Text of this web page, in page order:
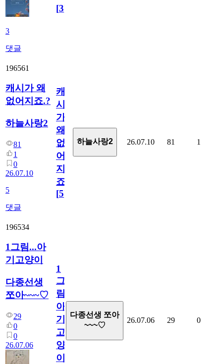
3
댓글
[3]
196561
캐시가 왜
없어지죠.?
하늘사랑2
81
1
0
26.07.10
5
댓글
캐
시
가
왜
없
어
지
죠.?
[5]
하늘사랑2 26.07.10 81 1
196534
1그림...아
기고양이
다종선생
쪼아~~~♡
29
0
0
26.07.06
1
그
림...
아
기
고
양
이
다종선생 쪼아
~~~♡
26.07.06 29 0